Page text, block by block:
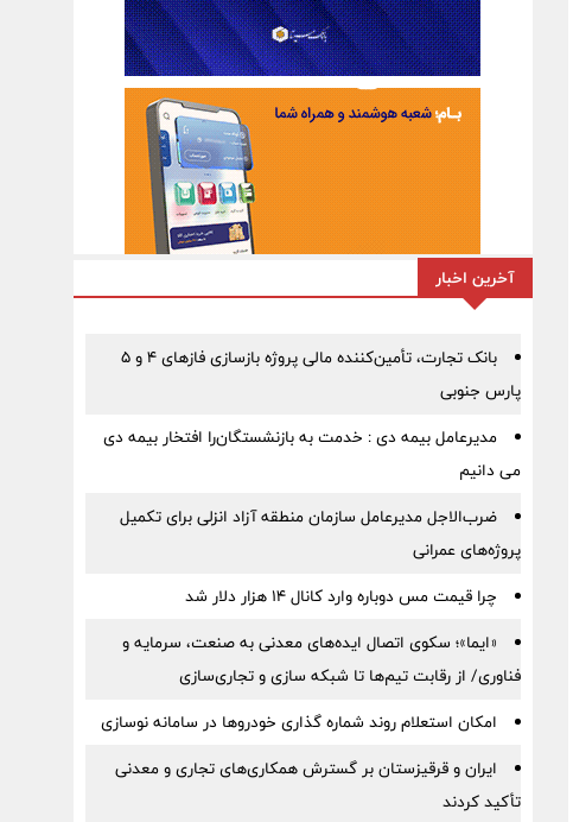
آخرین اخبار
بانک تجارت، تأمین‌کننده مالی پروژه بازسازی فازهای ۴ و ۵
پارس جنوبی
مدیرعامل بیمه دی : خدمت به بازنشستگان‌را افتخار بیمه دی
می دانیم
ضرب‌الاجل مدیرعامل سازمان منطقه آزاد انزلی برای تكمیل
پروژه‌های عمرانی
چرا قیمت مس دوباره وارد کانال ۱۴ هزار دلار شد
«ایما»؛ سکوی اتصال ایده‌های معدنی به صنعت، سرمایه و
فناوری/ از رقابت تیم‌ها تا شبکه سازی و تجاری‌سازی
امکان استعلام روند شماره گذاری خودروها در سامانه نوسازی
ایران و قرقیزستان بر گسترش همکاری‌های تجاری و معدنی
تأکید کردند